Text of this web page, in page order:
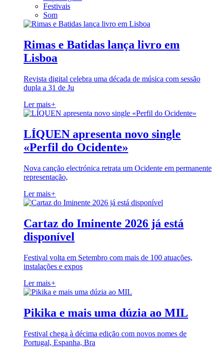
Festivais
Som
Rimas e Batidas lança livro em
Lisboa
Revista digital celebra uma década de música com sessão
dupla a 31 de Ju
Ler mais+
LÍQUEN apresenta novo single
«Perfil do Ocidente»
Nova canção electrónica retrata um Ocidente em permanente
representação,
Ler mais+
Cartaz do Iminente 2026 já está
disponível
Festival volta em Setembro com mais de 100 atuações,
instalações e expos
Ler mais+
Pikika e mais uma dúzia ao MIL
Festival chega à décima edição com novos nomes de
Portugal, Espanha, Bra